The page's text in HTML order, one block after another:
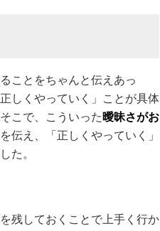
ことをちゃんと伝えあっ
しくやっていく」ことが具体
こで、こういった 曖昧さがお
伝え、「正しくやっていく」
た。
残しておくことで上手く行か